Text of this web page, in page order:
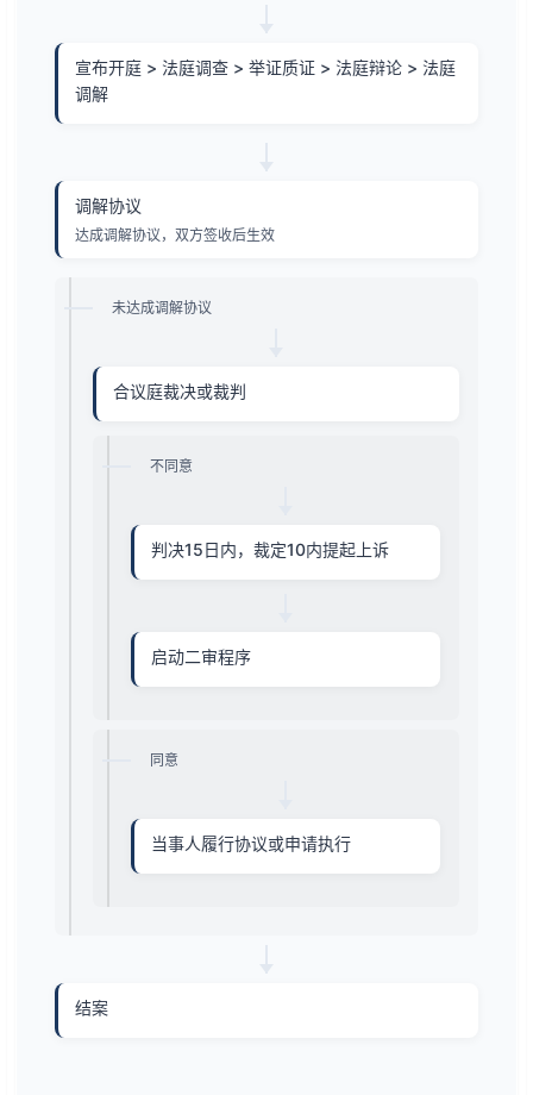
宣布开庭 > 法庭调查 > 举证质证 > 法庭辩论 > 法庭
调解
调解协议
达成调解协议，双方签收后生效
未达成调解协议
合议庭裁决或裁判
不同意
判决15日内，裁定10内提起上诉
启动二审程序
同意
当事人履行协议或申请执行
结案